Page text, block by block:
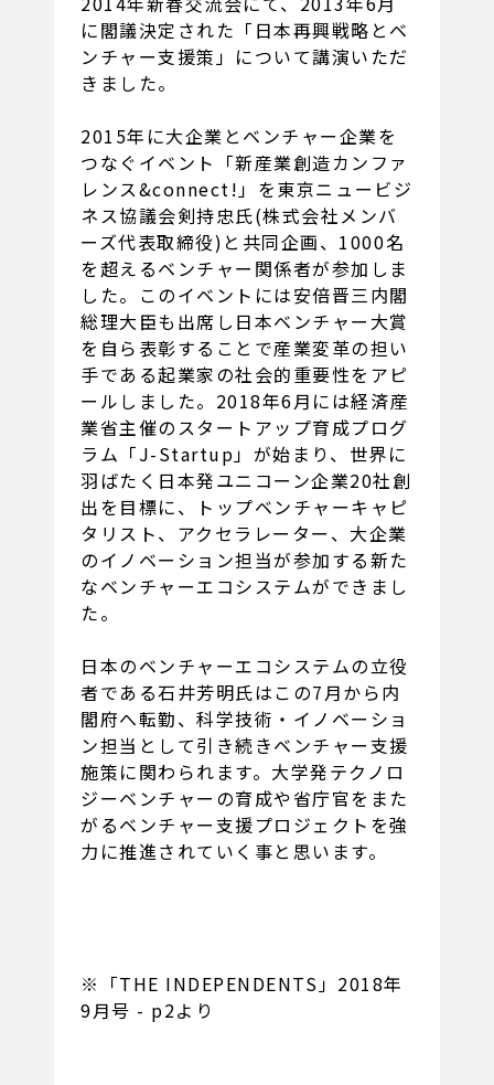
に閣議決定された「日本再興戦略とベ
ンチャー支援策」について講演いただ
きました。
2015年に大企業とベンチャー企業を
つなぐイベント「新産業創造カンファ
レンス&connect!」を東京ニュービジ
ネス協議会剣持忠氏(株式会社メンバ
ーズ代表取締役)と共同企画、1000名
を超えるベンチャー関係者が参加しま
した。このイベントには安倍晋三内閣
総理大臣も出席し日本ベンチャー大賞
を自ら表彰することで産業変革の担い
手である起業家の社会的重要性をアピ
ールしました。2018年6月には経済産
業省主催のスタートアップ育成プログ
ラム「J-Startup」が始まり、世界に
羽ばたく日本発ユニコーン企業20社創
出を目標に、トップベンチャーキャピ
タリスト、アクセラレーター、大企業
のイノベーション担当が参加する新た
なベンチャーエコシステムができまし
た。
日本のベンチャーエコシステムの立役
者である石井芳明氏はこの7月から内
閣府へ転勤、科学技術・イノベーショ
ン担当として引き続きベンチャー支援
施策に関わられます。大学発テクノロ
ジーベンチャーの育成や省庁官をまた
がるベンチャー支援プロジェクトを強
力に推進されていく事と思います。
※「THE INDEPENDENTS」2018年
9月号 - p2より